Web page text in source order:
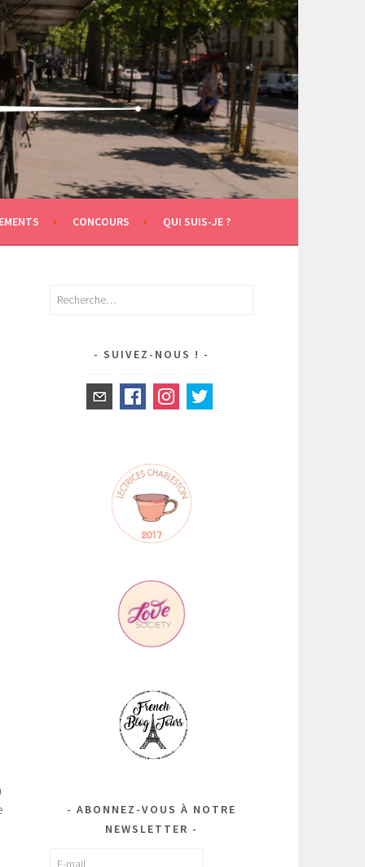
CONCOURS QUI SUIS-JE ?
Rechercher :
SUIVEZ-NOUS !
ABONNEZ-VOUS À NOTRE
NEWSLETTER